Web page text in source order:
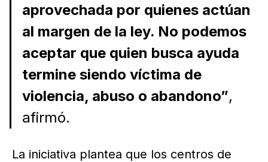
aprovechada por quienes actúan
al margen de la ley. No podemos
aceptar que quien busca ayuda
termine siendo víctima de
violencia, abuso o abandono”,
afirmó.
La iniciativa plantea que los centros de